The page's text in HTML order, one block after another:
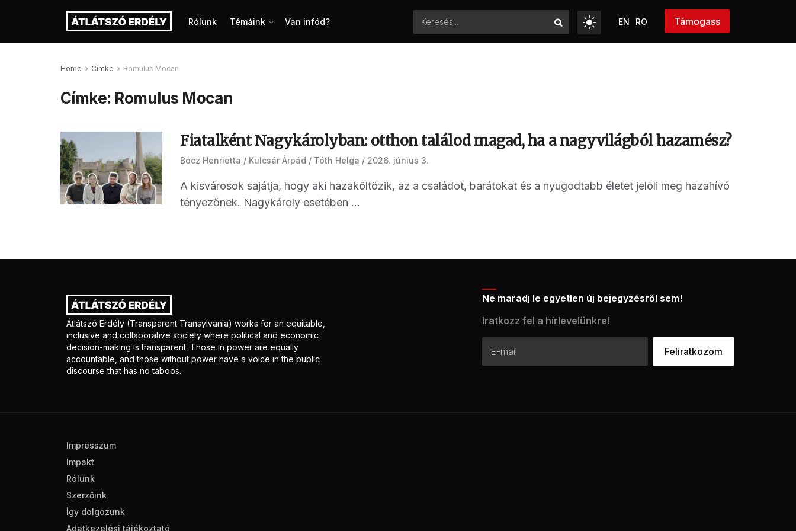
Rólunk Témáink Van infód? EN RO Támogass
Home Címke Romulus Mocan
Címke: Romulus Mocan
Fiatalként Nagykárolyban: otthon találod magad, ha a nagyvilágból hazamész?
Bocz Henrietta Kulcsár Árpád Tóth Helga 2026. június 3.
A kisvárosok sajátja, hogy aki hazaköltözik, az a családot, barátokat és a nyugodtabb életet jelöli meg hazahívó
tényezőnek. Nagykároly esetében ...
Átlátszó Erdély (Transparent Transylvania) works for an equitable,
inclusive and collaborative society where political and economic
decision-making is transparent. Those in power are equally
accountable, and those without power have a voice in the public
discourse that has no taboos.
Ne maradj le egyetlen új bejegyzésről sem!
Iratkozz fel a hírlevelünkre!
Impresszum
Impakt
Rólunk
Szerzőink
Így dolgozunk
Adatkezelési tájékoztató